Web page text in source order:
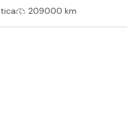
209000 km